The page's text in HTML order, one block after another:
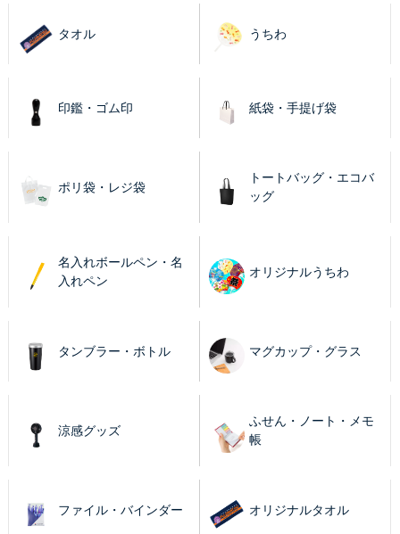
タオル うちわ
印鑑・ゴム印 紙袋・手提げ袋
ポリ袋・レジ袋
トートバッグ・エコバ
ッグ
名入れボールペン・名
入れペン
オリジナルうちわ
タンブラー・ボトル マグカップ・グラス
涼感グッズ
ふせん・ノート・メモ
帳
ファイル・バインダー オリジナルタオル